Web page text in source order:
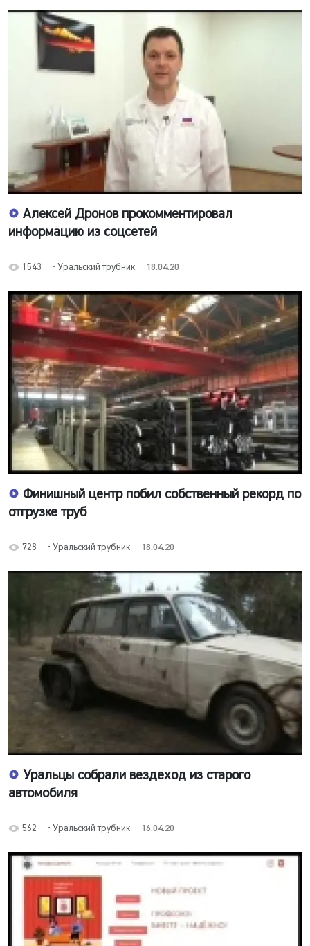
Алексей Дронов прокомментировал
информацию из соцсетей
1543 • Уральский трубник 18.04.20
Финишный центр побил собственный рекорд по
отгрузке труб
728 • Уральский трубник 18.04.20
Уральцы собрали вездеход из старого
автомобиля
562 • Уральский трубник 16.04.20